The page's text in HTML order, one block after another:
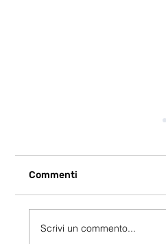
Commenti
Scrivi un commento...